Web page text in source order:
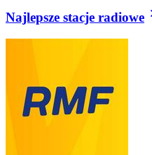
Najlepsze stacje radiowe